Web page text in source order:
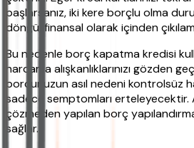
başlarsanız, iki kere borçlu olma
döngü, finansal olarak içinden
Bu nedenle borç kapatma kredisi
harcama alışkanlıklarınızı gözden
borcunuzun asıl nedeni kontrolsüz
sadece semptomları
çözmeden yapılan borç
sağlar.